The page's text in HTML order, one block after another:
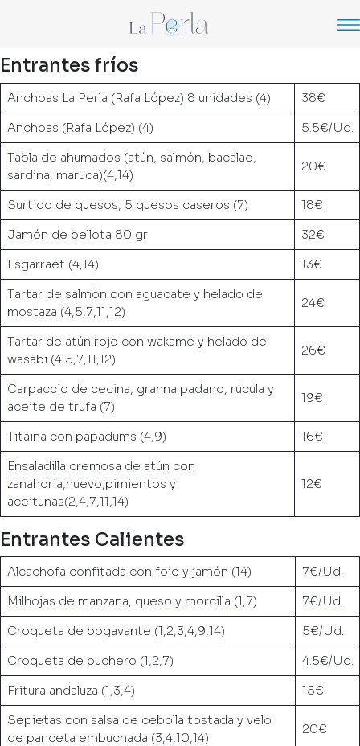
Entrantes fríos
Anchoas La Perla (Rafa López) 8 unidades (4)
38€
Anchoas (Rafa López) (4)
5.5€/Ud.
Tabla de ahumados (atún, salmón, bacalao,
sardina, maruca)(4,14)
20€
Surtido de quesos, 5 quesos caseros (7)
18€
Jamón de bellota 80 gr
32€
Esgarraet (4,14)
13€
Tartar de salmón con aguacate y helado de
mostaza (4,5,7,11,12)
24€
Tartar de atún rojo con wakame y helado de
wasabi (4,5,7,11,12)
26€
Carpaccio de cecina, granna padano, rúcula y
aceite de trufa (7)
19€
Titaina con papadums (4,9)
16€
Ensaladilla cremosa de atún con
zanahoria,huevo,pimientos y
aceitunas(2,4,7,11,14)
12€
Entrantes Calientes
Alcachofa confitada con foie y jamón (14)
7€/Ud.
Milhojas de manzana, queso y morcilla (1,7)
7€/Ud.
Croqueta de bogavante (1,2,3,4,9,14)
5€/Ud.
Croqueta de puchero (1,2,7)
4.5€/Ud.
Fritura andaluza (1,3,4)
15€
Sepietas con salsa de cebolla tostada y velo
de panceta embuchada (3,4,10,14)
20€